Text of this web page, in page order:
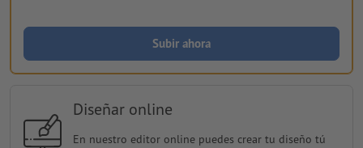
Subir ahora
Diseñar online
En nuestro editor online puedes crear tu diseño tú